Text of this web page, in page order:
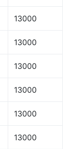
13000
13000
13000
13000
13000
13000